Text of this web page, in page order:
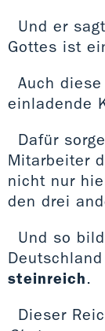
Und er
Gottes ist
Auch
einladende
Dafür
Mitarbeiter
nicht nur
den drei
Und so
steinreich.
Dieser